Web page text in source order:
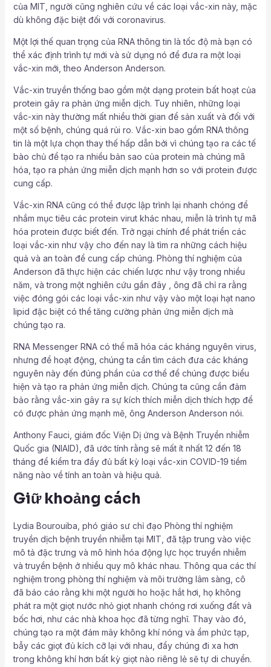
của MIT, người cũng nghiên cứu về các loại vắc-xin này, mặc
dù không đặc biệt đối với coronavirus.
Một lợi thế quan trọng của RNA thông tin là tốc độ mà bạn có
thể xác định trình tự mới và sử dụng nó để đưa ra một loại
vắc-xin mới, theo Anderson Anderson.
Vắc-xin truyền thống bao gồm một dạng protein bất hoạt của
protein gây ra phản ứng miễn dịch. Tuy nhiên, những loại
vắc-xin này thường mất nhiều thời gian để sản xuất và đối với
một số bệnh, chúng quá rủi ro. Vắc-xin bao gồm RNA thông
tin là một lựa chọn thay thế hấp dẫn bởi vì chúng tạo ra các tế
bào chủ để tạo ra nhiều bản sao của protein mà chúng mã
hóa, tạo ra phản ứng miễn dịch mạnh hơn so với protein được
cung cấp.
Vắc-xin RNA cũng có thể được lập trình lại nhanh chóng để
nhắm mục tiêu các protein virut khác nhau, miễn là trình tự mã
hóa protein được biết đến. Trở ngại chính để phát triển các
loại vắc-xin như vậy cho đến nay là tìm ra những cách hiệu
quả và an toàn để cung cấp chúng. Phòng thí nghiệm của
Anderson đã thực hiện các chiến lược như vậy trong nhiều
năm, và trong một nghiên cứu gần đây , ông đã chỉ ra rằng
việc đóng gói các loại vắc-xin như vậy vào một loại hạt nano
lipid đặc biệt có thể tăng cường phản ứng miễn dịch mà
chúng tạo ra.
RNA Messenger RNA có thể mã hóa các kháng nguyên virus,
nhưng để hoạt động, chúng ta cần tìm cách đưa các kháng
nguyên này đến đúng phần của cơ thể để chúng được biểu
hiện và tạo ra phản ứng miễn dịch. Chúng ta cũng cần đảm
bảo rằng vắc-xin gây ra sự kích thích miễn dịch thích hợp để
có được phản ứng mạnh mẽ, ông Anderson Anderson nói.
Anthony Fauci, giám đốc Viện Dị ứng và Bệnh Truyền nhiễm
Quốc gia (NIAID), đã ước tính rằng sẽ mất ít nhất 12 đến 18
tháng để kiểm tra đầy đủ bất kỳ loại vắc-xin COVID-19 tiềm
năng nào về tính an toàn và hiệu quả.
Giữ khoảng cách
Lydia Bourouiba, phó giáo sư chỉ đạo Phòng thí nghiệm
truyền dịch bệnh truyền nhiễm tại MIT, đã tập trung vào việc
mô tả đặc trưng và mô hình hóa động lực học truyền nhiễm
và truyền bệnh ở nhiều quy mô khác nhau. Thông qua các thí
nghiệm trong phòng thí nghiệm và môi trường lâm sàng, cô
đã báo cáo rằng khi một người ho hoặc hắt hơi, họ không
phát ra một giọt nước nhỏ giọt nhanh chóng rơi xuống đất và
bốc hơi, như các nhà khoa học đã từng nghĩ. Thay vào đó,
chúng tạo ra một đám mây không khí nóng và ẩm phức tạp,
bẫy các giọt đủ kích cỡ lại với nhau, đẩy chúng đi xa hơn
trong không khí hơn bất kỳ giọt nào riêng lẻ sẽ tự di chuyển.